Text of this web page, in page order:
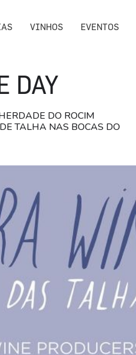
VINHOS EVENTOS
DAY
DO ROCIM
TALHA NAS BOCAS DO